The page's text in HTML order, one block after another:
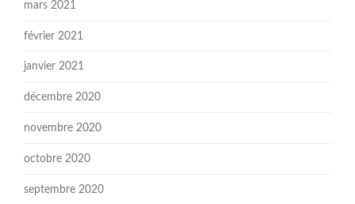
mars 2021
février 2021
janvier 2021
décembre 2020
novembre 2020
octobre 2020
septembre 2020